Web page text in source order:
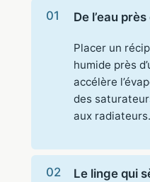
De l’eau
Placer un
humide près
accélère
des
aux radiateurs.
Le linge qui